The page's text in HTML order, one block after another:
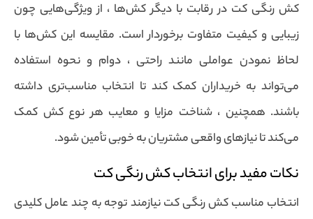
کش رنگی کت در رقابت با دیگر کش‌ها ، از ویژگی‌هایی چون
زیبایی و کیفیت متفاوت برخوردار است. مقایسه این کش‌ها با
لحاظ نمودن عواملی مانند راحتی ، دوام و نحوه استفاده
می‌تواند به خریداران کمک کند تا انتخاب مناسب‌تری داشته
باشند. همچنین ، شناخت مزایا و معایب هر نوع کش کمک
می‌کند تا نیازهای واقعی مشتریان به خوبی تأمین شود.
نکات مفید برای انتخاب کش رنگی کت
انتخاب مناسب کش رنگی کت نیازمند توجه به چند عامل کلیدی